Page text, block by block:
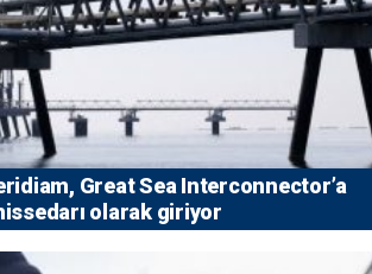
Great Sea Interconnector’a
olarak giriyor